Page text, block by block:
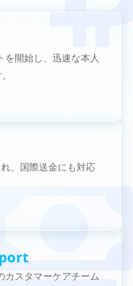
開始し、迅速な本人
、国際送金にも対応
カスタマーケアチーム